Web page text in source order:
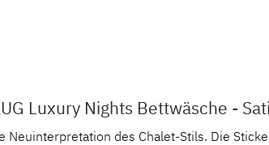
Luxury Nights Bettwäsche -
Neuinterpretation des Chalet-Stils. Die